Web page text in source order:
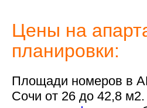
Цены на
планировки:
Площади номеров в
Сочи от 26 до 42,8